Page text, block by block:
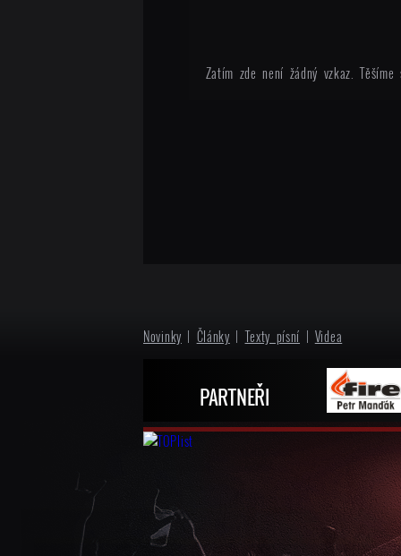
Zatím zde není žádný vzkaz.
Novinky | Články |Texty písní | Videa
PARTNEŘI